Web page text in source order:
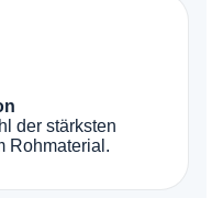
der stärksten
Rohmaterial.